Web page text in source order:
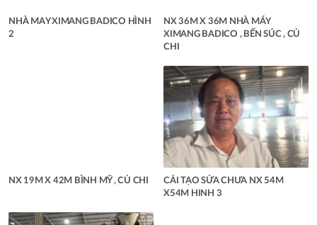
NHÀ MAY XIMANG BADICO HÌNH
2
NX 36M X 36M NHÀ MÁY
XIMANG BADICO , BẾN SÚC , CỦ
CHI
NX 19M X 42M BÌNH MỸ , CỦ CHI
CẢI TẠO SỬA CHƯA NX 54M
X54M HINH 3